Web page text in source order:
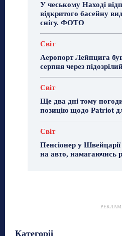
У чеському Наході
відкритого басейну
снігу. ФОТО
Світ
Аеропорт Лейпцига
серпня через
Світ
Ще два дні тому
позицію щодо Patriot
Світ
Пенсіонер у
на авто, намагаючись
Категорії